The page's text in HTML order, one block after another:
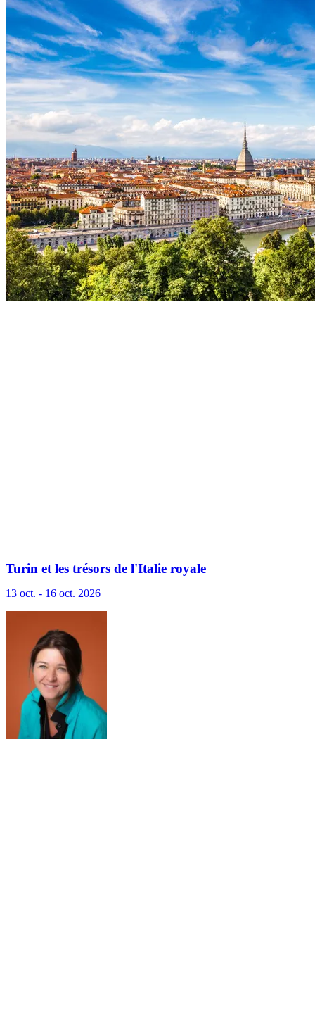
Turin et les trésors de l'Italie royale
13 oct. - 16 oct. 2026